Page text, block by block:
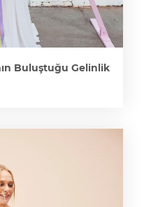
Buluştuğu Gelinlik